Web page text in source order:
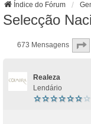
Índice do Fórum
Selecção
673 Mensagens
Realeza
Lendário